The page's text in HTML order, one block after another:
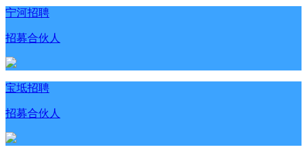
宁河招聘
招募合伙人
宝坻招聘
招募合伙人